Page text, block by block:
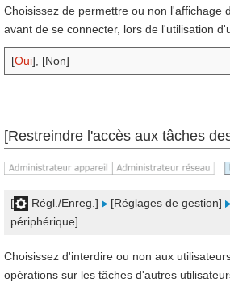
Choisissez de permettre ou non l'affichage
avant de se connecter, lors de l'utilisation
[Oui], [Non]
[Restreindre l'accès aux tâches
[ Régl./Enreg.] [Réglages de gestion]
périphérique]
Choisissez d'interdire ou non aux
opérations sur les tâches d'autres